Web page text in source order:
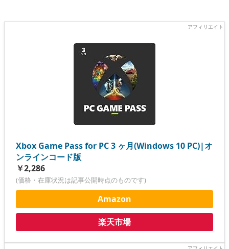
Xbox Game Pass for PC 3 ヶ月(Windows 10 PC)|オ
ンラインコード版
￥2,286
(価格・在庫状況は記事公開時点のものです)
Amazon
楽天市場